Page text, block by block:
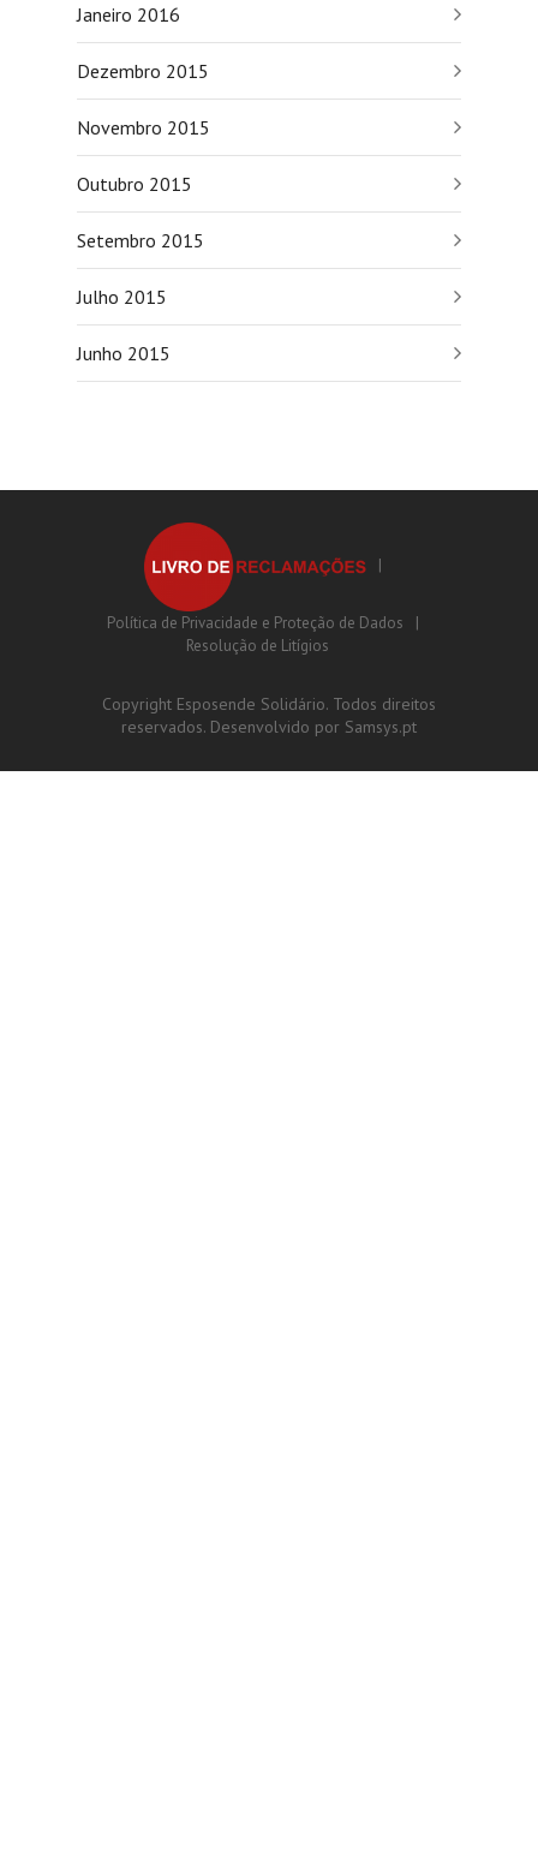
Janeiro 2016
Dezembro 2015
Novembro 2015
Outubro 2015
Setembro 2015
Julho 2015
Junho 2015
Política de Privacidade e Proteção de Dados
Resolução de Litígios
Copyright Esposende Solidário. Todos direitos
reservados. Desenvolvido por Samsys.pt